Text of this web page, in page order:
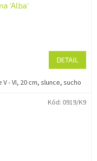
'Alba'
DETAIL
- VI, 20 cm, slunce, sucho
Kód: 0919/K9